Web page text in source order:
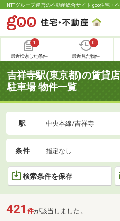
NTTグループ運営の不動産総合サイト goo住宅・
1
最近検索した条件
0
最近見た物件
吉祥寺駅(東京都)の賃貸
駐車場 物件一覧
駅 中央本線/吉祥寺
条件 指定なし
検索条件を保存
421 件が該当しました。